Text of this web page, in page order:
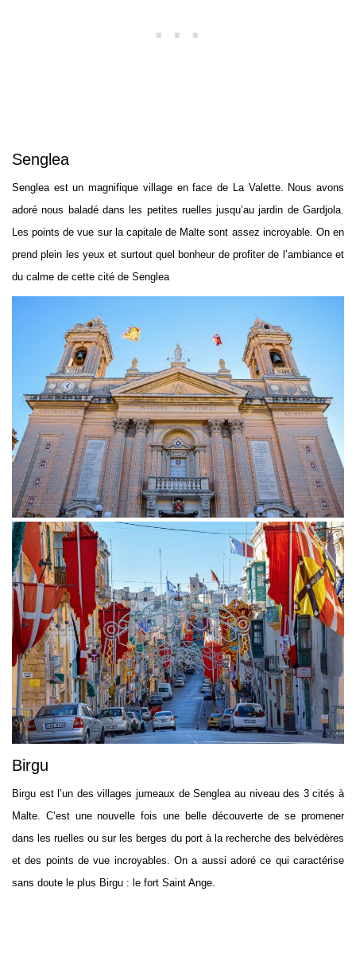
Senglea
Senglea est un magnifique village en face de La Valette. Nous avons
adoré nous baladé dans les petites ruelles jusqu’au jardin de Gardjola.
Les points de vue sur la capitale de Malte sont assez incroyable. On en
prend plein les yeux et surtout quel bonheur de profiter de l’ambiance et
du calme de cette cité de Senglea
Birgu
Birgu est l’un des villages jumeaux de Senglea au niveau des 3 cités à
Malte. C’est une nouvelle fois une belle découverte de se promener
dans les ruelles ou sur les berges du port à la recherche des belvédères
et des points de vue incroyables. On a aussi adoré ce qui caractérise
sans doute le plus Birgu : le fort Saint Ange.